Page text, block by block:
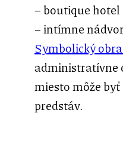
– boutique hotel
– intímne
Symbolický
administratívne
miesto môže
predstáv.